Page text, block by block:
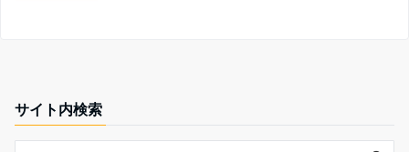
サイト内検索